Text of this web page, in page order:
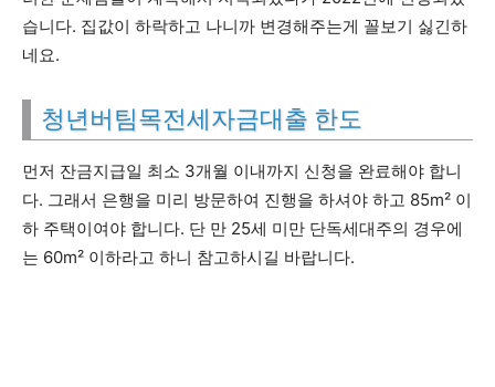
습니다. 집값이 하락하고 나니까 변경해주는게 꼴보기 싫긴하
네요.
청년버팀목전세자금대출 한도
먼저 잔금지급일 최소 3개월 이내까지 신청을 완료해야 합니
다. 그래서 은행을 미리 방문하여 진행을 하셔야 하고 85m² 이
하 주택이여야 합니다. 단 만 25세 미만 단독세대주의 경우에
는 60m² 이하라고 하니 참고하시길 바랍니다.